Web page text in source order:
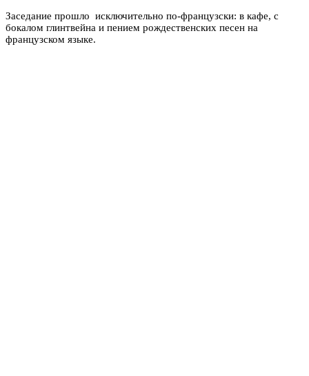
Заседание прошло исключительно по-французски: в кафе, с
бокалом глинтвейна и пением рождественских песен на
французском языке.